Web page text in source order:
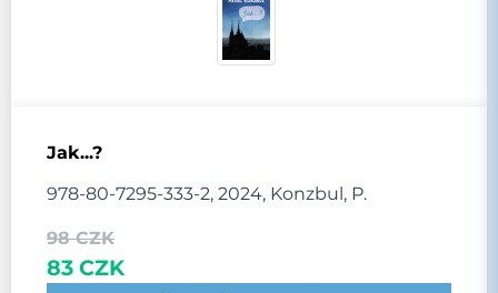
Jak...?
978-80-7295-333-2, 2024, Konzbul, P.
98 CZK
83 CZK